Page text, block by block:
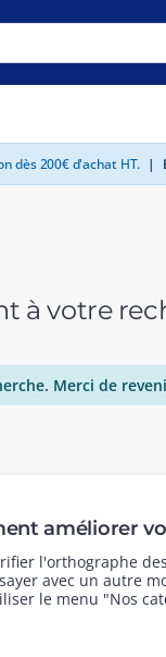
dès 200€ d'achat HT. |
à votre
Merci de
améliorer
l'orthographe
avec un autre
le menu "Nos